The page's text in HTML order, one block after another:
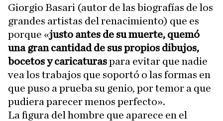
Giorgio Basari (autor de las biografías de los
grandes artistas del renacimiento) que es
porque «justo antes de su muerte, quemó
una gran cantidad de sus propios dibujos,
bocetos y caricaturaspara evitar que nadie
vea los trabajos que soportó o las formas en
que puso a prueba su genio, por temor a que
pudiera parecer menos perfecto».
La figura del hombre que aparece en el